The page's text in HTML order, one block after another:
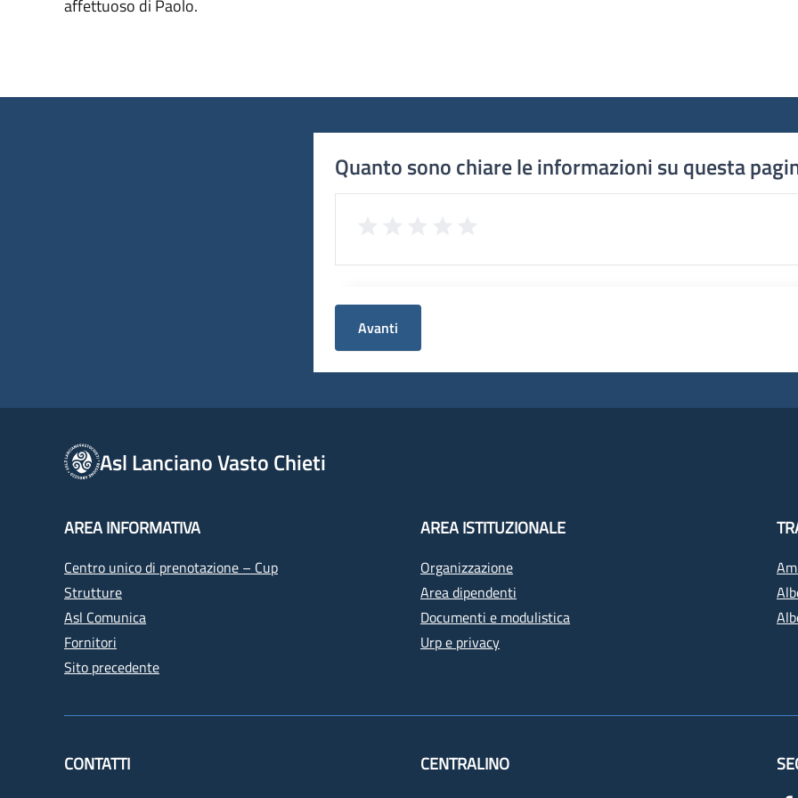
affettuoso di Paolo.
Quanto sono chiare le informazioni su questa
Avanti
Asl Lanciano Vasto Chieti
AREA INFORMATIVA
Centro unico di prenotazione – Cup
Strutture
Asl Comunica
Fornitori
Sito precedente
AREA ISTITUZIONALE
Organizzazione
Area dipendenti
Documenti e modulistica
Urp e privacy
CONTATTI CENTRALINO